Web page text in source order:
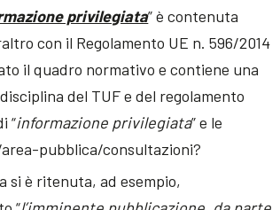
privilegiata” è contenuta
con il Regolamento UE n. 596/2014
il quadro normativo e contiene una
del TUF e del regolamento
“informazione privilegiata” e le
pubblica/consultazioni?
si è ritenuta, ad esempio,